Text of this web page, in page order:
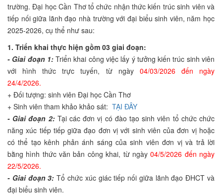
trường. Đại học Cần Thơ tổ chức nhận thức kiến ​​trúc sinh viên và
tiếp nối giữa lãnh đạo nhà trường với đại biểu sinh viên, năm học
2025-2026, cụ thể như sau:
1. Triển khai thực hiện gồm 03 giai đoạn:
- Giai đoạn 1:Triển khai công việc lấy ý tưởng kiến ​​trúc sinh viên
với hình thức trực tuyến, từ ngày 04/03/2026 đến ngày
24/4/2026.
+ Đối tượng: sinh viên Đại học Cần Thơ
+ Sinh viên tham khảo khảo sát: TẠI ĐÂY
- Giai đoạn 2:Tại các đơn vị có đào tạo sinh viên tổ chức chức
năng xúc tiếp tiếp giữa đạo đơn vị với sinh viên của đơn vị hoặc
có thể tạo kênh phản ánh sáng của sinh viên đơn vị và trả lời
bằng hình thức văn bản công khai, từ ngày04/5/2026 đến ngày
22/5/2026.
- Giai đoạn 3: Tổ chức xúc giác tiếp nối giữa lãnh đạo ĐHCT và
đại biểu sinh viên.